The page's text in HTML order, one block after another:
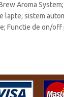
Aroma
sistem
Functie de on/